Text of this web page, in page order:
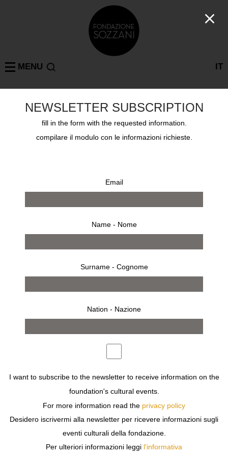
IT
MENU
TODD BRACHER
MILAN
TRA ARTE E FUNZIONALITÀ
NEWSLETTER SUBSCRIPTION
fill in the form with the requested information.
compilare il modulo con le informazioni richieste.
Email
Name - Nome
Surname - Cognome
Nation - Nazione
I want to subscribe to the newsletter to receive information on the
foundation's cultural events.
For more information read the privacy policy
Desidero iscrivermi alla newsletter per ricevere informazioni sugli
eventi culturali della fondazione.
Per ulteriori informazioni leggi l'informativa